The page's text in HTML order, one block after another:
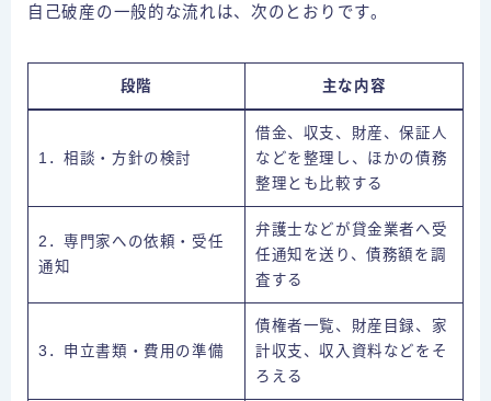
自己破産の一般的な流れは、次のとおりです。
段階 主な内容
1．相談・方針の検討
借金、収支、財産、保証人
などを整理し、ほかの債務
整理とも比較する
2．専門家への依頼・受任
通知
弁護士などが貸金業者へ受
任通知を送り、債務額を調
査する
3．申立書類・費用の準備
債権者一覧、財産目録、家
計収支、収入資料などをそ
ろえる